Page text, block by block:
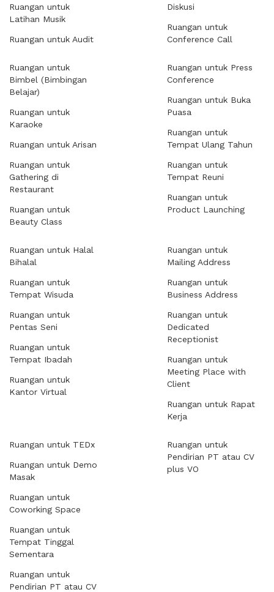
Ruangan untuk
Latihan Musik
Ruangan untuk Audit
Diskusi
Ruangan untuk
Conference Call
Ruangan untuk
Bimbel (Bimbingan
Belajar)
Ruangan untuk
Karaoke
Ruangan untuk Arisan
Ruangan untuk
Gathering di
Restaurant
Ruangan untuk
Beauty Class
Ruangan untuk Press
Conference
Ruangan untuk Buka
Puasa
Ruangan untuk
Tempat Ulang Tahun
Ruangan untuk
Tempat Reuni
Ruangan untuk
Product Launching
Ruangan untuk Halal
Bihalal
Ruangan untuk
Tempat Wisuda
Ruangan untuk
Pentas Seni
Ruangan untuk
Tempat Ibadah
Ruangan untuk
Kantor Virtual
Ruangan untuk
Mailing Address
Ruangan untuk
Business Address
Ruangan untuk
Dedicated
Receptionist
Ruangan untuk
Meeting Place with
Client
Ruangan untuk Rapat
Kerja
Ruangan untuk TEDx
Ruangan untuk Demo
Masak
Ruangan untuk
Coworking Space
Ruangan untuk
Tempat Tinggal
Sementara
Ruangan untuk
Pendirian PT atau CV
Ruangan untuk
Pendirian PT atau CV
plus VO